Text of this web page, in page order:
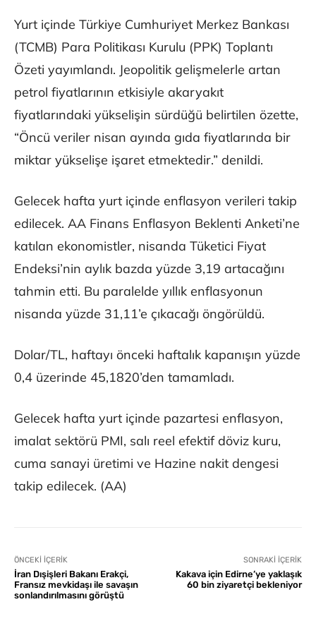
Yurt içinde Türkiye Cumhuriyet Merkez Bankası
(TCMB) Para Politikası Kurulu (PPK) Toplantı
Özeti yayımlandı. Jeopolitik gelişmelerle artan
petrol fiyatlarının etkisiyle akaryakıt
fiyatlarındaki yükselişin sürdüğü belirtilen özette,
“Öncü veriler nisan ayında gıda fiyatlarında bir
miktar yükselişe işaret etmektedir.” denildi.
Gelecek hafta yurt içinde enflasyon verileri takip
edilecek. AA Finans Enflasyon Beklenti Anketi’ne
katılan ekonomistler, nisanda Tüketici Fiyat
Endeksi’nin aylık bazda yüzde 3,19 artacağını
tahmin etti. Bu paralelde yıllık enflasyonun
nisanda yüzde 31,11’e çıkacağı öngörüldü.
Dolar/TL, haftayı önceki haftalık kapanışın yüzde
0,4 üzerinde 45,1820’den tamamladı.
Gelecek hafta yurt içinde pazartesi enflasyon,
imalat sektörü PMI, salı reel efektif döviz kuru,
cuma sanayi üretimi ve Hazine nakit dengesi
takip edilecek. (AA)
ÖNCEKI İÇERIK
İran Dışişleri Bakanı Erakçi,
Fransız mevkidaşı ile savaşın
sonlandırılmasını görüştü
SONRAKI İÇERIK
Kakava için Edirne’ye yaklaşık
60 bin ziyaretçi bekleniyor